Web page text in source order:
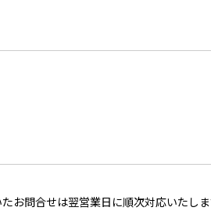
お問合せは翌営業日に順次対応いたしま